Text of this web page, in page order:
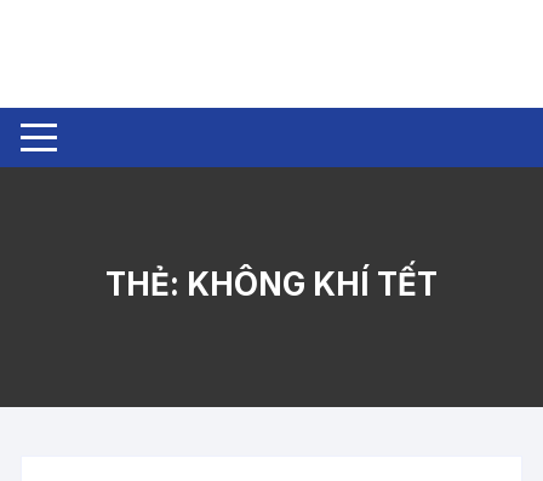
THẺ: KHÔNG KHÍ TẾT